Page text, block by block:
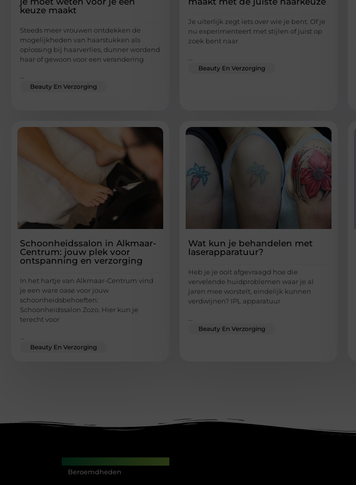
keuze maakt
Steeds meer vrouwen ontdekken de
mogelijkheden van haarstukken als
oplossing bij haarverlies, dunner wordend
haar of gewoon voor een verandering
...
Beauty En Verzorging
Je uiterlijk zegt iets over wie je bent. Of je
nu experimenteert met stijlen of juist op
zoek bent naar
...
Beauty En Verzorging
Schoonheidssalon in Alkmaar-
Centrum: jouw plek voor
ontspanning en verzorging
In het hartje van Alkmaar-Centrum vind
je een ware oase voor jouw
schoonheidsbehoeften:
Schoonheidssalon Zozo. Hier kun je
terecht voor
Beauty En Verzorging
Wat kun je behandelen met
laserapparatuur?
Heb je je ooit afgevraagd hoe die
vervelende huidproblemen waar je al
jaren mee worstelt, eindelijk kunnen
verdwijnen? IPL apparatuur
Beauty En Verzorging
Beroemdheden